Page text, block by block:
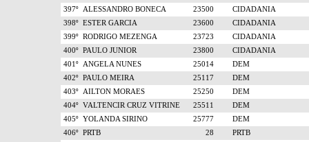
397º ALESSANDRO BONECA 23500
CIDADANIA
398º ESTER GARCIA 23600
CIDADANIA
399º RODRIGO MEZENGA 23723
CIDADANIA
400º PAULO JUNIOR 23800
CIDADANIA
401º ANGELA NUNES 25014
DEM
402º PAULO MEIRA 25117
DEM
403º AILTON MORAES 25250
DEM
404º VALTENCIR CRUZ VITRINE 25511
DEM
405º YOLANDA SIRINO 25777
DEM
406º PRTB 28
PRTB